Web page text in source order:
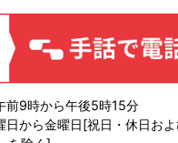
前9時から午後5時15分
日から金曜日[祝日・休日お